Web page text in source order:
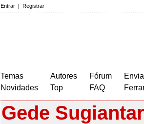
Entrar | Registrar
Temas
Novidades
Autores
Top
Fórum
FAQ
Gede